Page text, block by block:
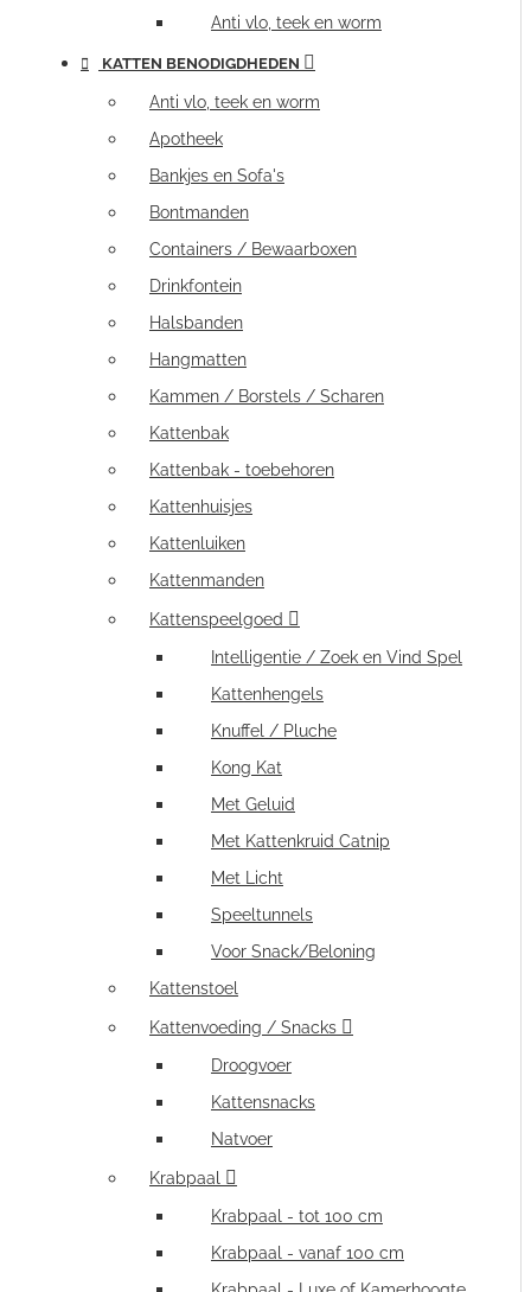
Anti vlo, teek en worm
KATTEN BENODIGDHEDEN
Anti vlo, teek en worm
Apotheek
Bankjes en Sofa's
Bontmanden
Containers / Bewaarboxen
Drinkfontein
Halsbanden
Hangmatten
Kammen / Borstels / Scharen
Kattenbak
Kattenbak - toebehoren
Kattenhuisjes
Kattenluiken
Kattenmanden
Kattenspeelgoed
Intelligentie / Zoek en Vind Spel
Kattenhengels
Knuffel / Pluche
Kong Kat
Met Geluid
Met Kattenkruid Catnip
Met Licht
Speeltunnels
Voor Snack/Beloning
Kattenstoel
Kattenvoeding / Snacks
Droogvoer
Kattensnacks
Natvoer
Krabpaal
Krabpaal - tot 100 cm
Krabpaal - vanaf 100 cm